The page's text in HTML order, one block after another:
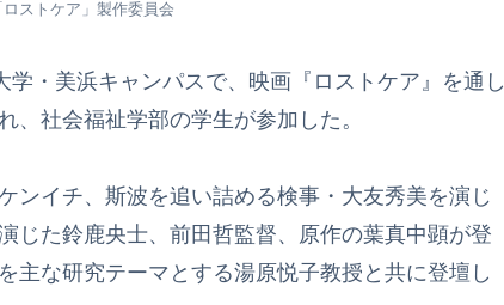
ストケア」製作委員会
・美浜キャンパスで、映画『ロストケア』を通し
、社会福祉学部の学生が参加した。
ンイチ、斯波を追い詰める検事・大友秀美を演じ
じた鈴鹿央士、前田哲監督、原作の葉真中顕が登
主な研究テーマとする湯原悦子教授と共に登壇し